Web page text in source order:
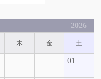
2026
木 金 土
01